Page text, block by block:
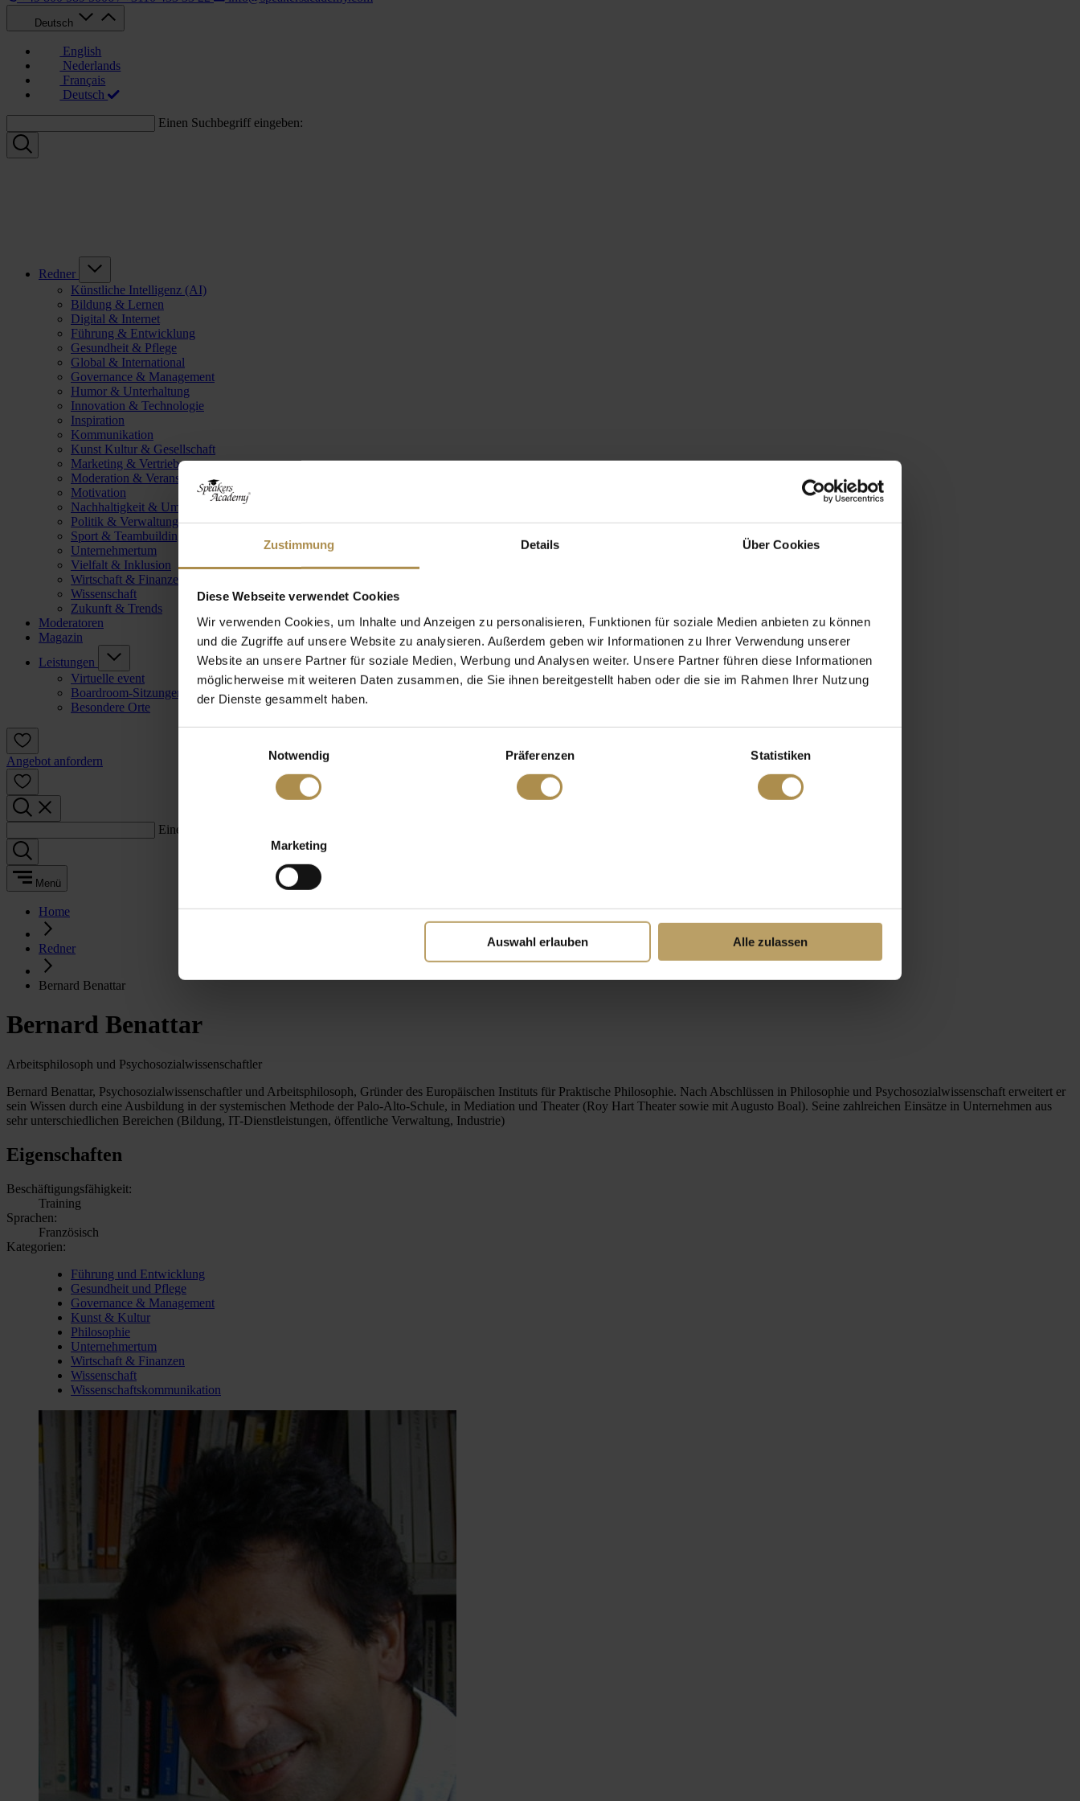
Zustimmung Details Über Cookies
Diese Webseite verwendet Cookies
Wir verwenden Cookies, um Inhalte und Anzeigen zu personalisieren, Funktionen für soziale Medien anbieten zu können
und die Zugriffe auf unsere Website zu analysieren. Außerdem geben wir Informationen zu Ihrer Verwendung unserer
Website an unsere Partner für soziale Medien, Werbung und Analysen weiter. Unsere Partner führen diese Informationen
möglicherweise mit weiteren Daten zusammen, die Sie ihnen bereitgestellt haben oder die sie im Rahmen Ihrer Nutzung
der Dienste gesammelt haben.
Notwendig
Präferenzen Statistiken
Marketing
Auswahl erlauben Alle zulassen
Deutsch
English
Nederlands
Français
Deutsch
Einen Suchbegriff eingeben:
Redner
Künstliche Intelligenz (AI)
Bildung & Lernen
Digital & Internet
Führung & Entwicklung
Gesundheit & Pflege
Global & International
Governance & Management
Humor & Unterhaltung
Innovation & Technologie
Inspiration
Kommunikation
Kunst Kultur & Gesellschaft
Marketing & Vertrieb
Moderation & Veranstaltungsleitung
Motivation
Nachhaltigkeit & Umwelt
Politik & Verwaltung
Sport & Teambuilding
Unternehmertum
Vielfalt & Inklusion
Wirtschaft & Finanzen
Wissenschaft
Zukunft & Trends
Moderatoren
Magazin
Leistungen
Virtuelle event
Boardroom-Sitzungen
Besondere Orte
Angebot anfordern
Einen Suchbegriff eingeben:
Menü
Home
Redner
Bernard Benattar
Bernard Benattar
Arbeitsphilosoph und Psychosozialwissenschaftler
Bernard Benattar, Psychosozialwissenschaftler und Arbeitsphilosoph, Gründer des Europäischen Instituts für Praktische Philosophie. Nach Abschlüssen in Philosophie und Psychosozialwissenschaft erweitert er
sein Wissen durch eine Ausbildung in der systemischen Methode der Palo-Alto-Schule, in Mediation und Theater (Roy Hart Theater sowie mit Augusto Boal). Seine zahlreichen Einsätze in Unternehmen aus
sehr unterschiedlichen Bereichen (Bildung, IT-Dienstleistungen, öffentliche Verwaltung, Industrie)
Eigenschaften
Beschäftigungsfähigkeit:
Training
Sprachen:
Französisch
Kategorien:
Führung und Entwicklung
Gesundheit und Pflege
Governance & Management
Kunst & Kultur
Philosophie
Unternehmertum
Wirtschaft & Finanzen
Wissenschaft
Wissenschaftskommunikation